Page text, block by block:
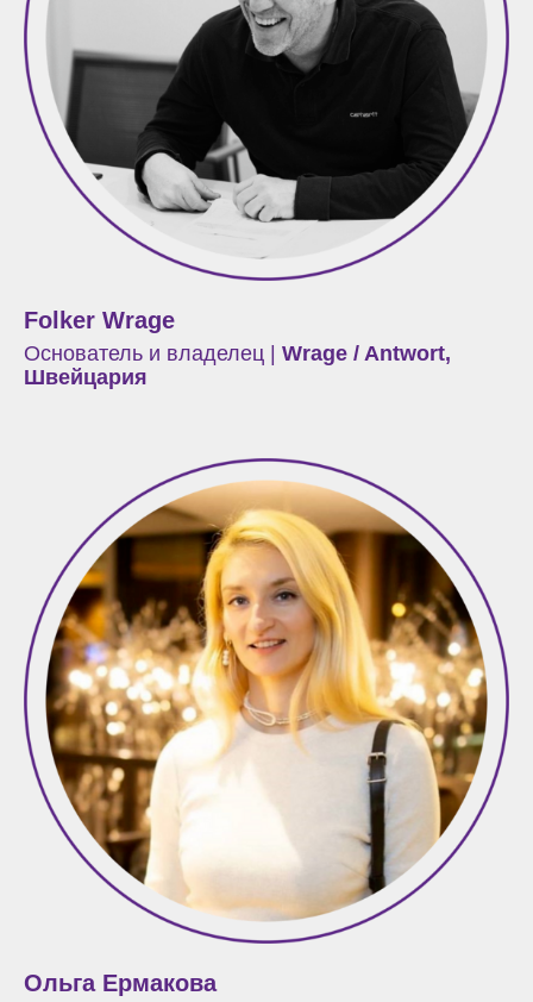
Folker Wrage
Основатель и владелец | Wrage / Antwort,
Швейцария
Ольга Ермакова